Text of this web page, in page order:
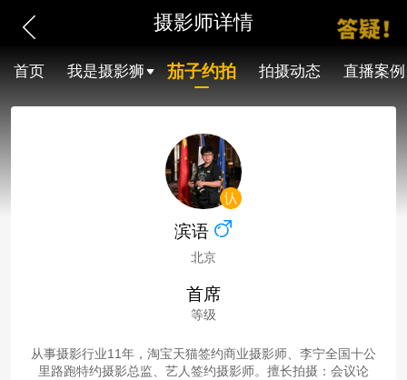
摄影师详情
首页 我是摄影狮 茄子约拍 拍摄动态 直播案例
滨语
北京
首席
等级
从事摄影行业11年，淘宝天猫签约商业摄影师、李宁全国十公
里路跑特约摄影总监、艺人签约摄影师。擅长拍摄：会议论